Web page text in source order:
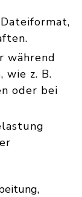
während
wie z. B.
oder bei